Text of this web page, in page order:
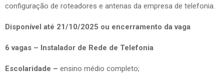
configuração de roteadores e antenas da empresa de telefonia.
Disponível até 21/10/2025 ou encerramento da vaga
6 vagas – Instalador de Rede de Telefonia
Escolaridade – ensino médio completo;